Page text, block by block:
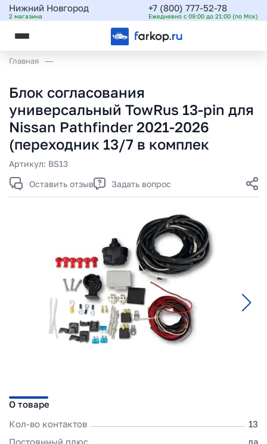
Нижний Новгород
2 магазина
+7 (800) 777-52-78
Ежедневно с 09:00 до 21:00 (по Мск)
Главная
Блок согласования
универсальный TowRus 13-pin для
Nissan Pathfinder 2021-2026
(переходник 13/7 в комплек
Артикул: BS13
Оставить отзыв
Задать вопрос
О товаре
Кол-во контактов
13
Постоянный плюс
да